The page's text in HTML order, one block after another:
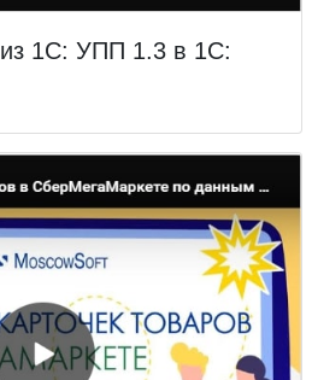
1С: УПП 1.3 в 1С: